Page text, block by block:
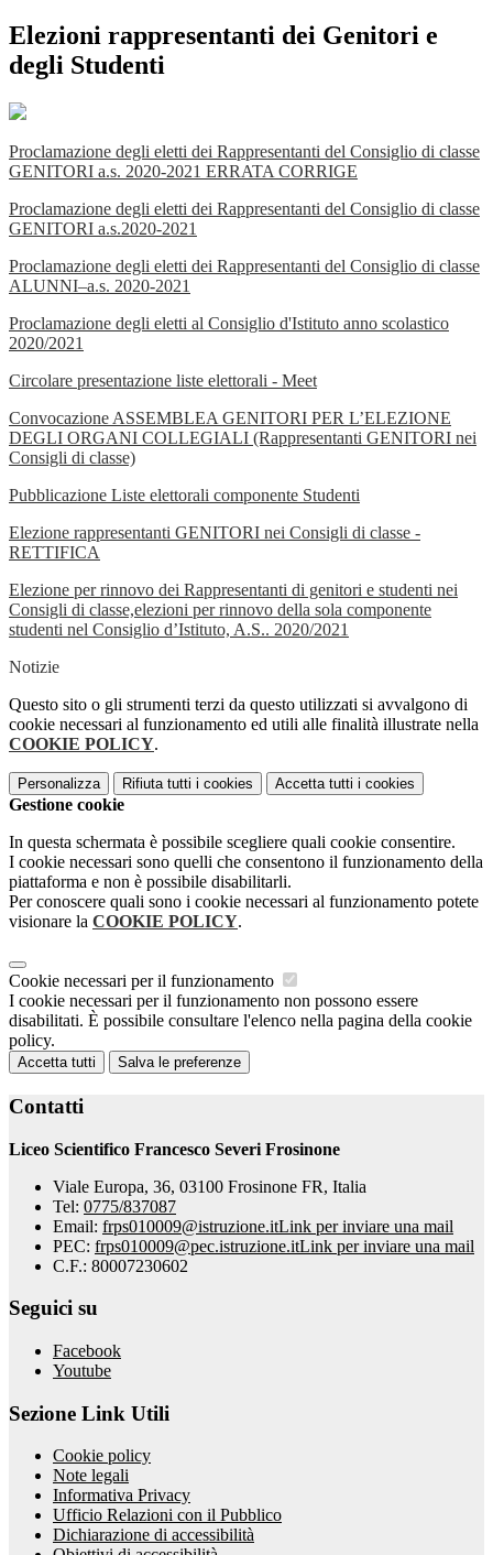
Elezioni rappresentanti dei Genitori e
degli Studenti
Proclamazione degli eletti dei Rappresentanti del Consiglio di classe
GENITORI a.s. 2020-2021 ERRATA CORRIGE
Proclamazione degli eletti dei Rappresentanti del Consiglio di classe
GENITORI a.s.2020-2021
Proclamazione degli eletti dei Rappresentanti del Consiglio di classe
ALUNNI–a.s. 2020-2021
Proclamazione degli eletti al Consiglio d'Istituto anno scolastico
2020/2021
Circolare presentazione liste elettorali - Meet
Convocazione ASSEMBLEA GENITORI PER L’ELEZIONE
DEGLI ORGANI COLLEGIALI (Rappresentanti GENITORI nei
Consigli di classe)
Pubblicazione Liste elettorali componente Studenti
Elezione rappresentanti GENITORI nei Consigli di classe -
RETTIFICA
Elezione per rinnovo dei Rappresentanti di genitori e studenti nei
Consigli di classe,elezioni per rinnovo della sola componente
studenti nel Consiglio d’Istituto, A.S.. 2020/2021
Notizie
Questo sito o gli strumenti terzi da questo utilizzati si avvalgono di
cookie necessari al funzionamento ed utili alle finalità illustrate nella
COOKIE POLICY.
Personalizza Rifiuta tutti i cookies Accetta tutti i cookies
Gestione cookie
In questa schermata è possibile scegliere quali cookie consentire.
I cookie necessari sono quelli che consentono il funzionamento della
piattaforma e non è possibile disabilitarli.
Per conoscere quali sono i cookie necessari al funzionamento potete
visionare la COOKIE POLICY.
Cookie necessari per il funzionamento
I cookie necessari per il funzionamento non possono essere
disabilitati. È possibile consultare l'elenco nella pagina della cookie
policy.
Accetta tutti Salva le preferenze
Contatti
Liceo Scientifico Francesco Severi Frosinone
Viale Europa, 36, 03100 Frosinone FR, Italia
Tel: 0775/837087
Email: frps010009@istruzione.itLink per inviare una mail
PEC: frps010009@pec.istruzione.itLink per inviare una mail
C.F.: 80007230602
Seguici su
Facebook
Youtube
Sezione Link Utili
Cookie policy
Note legali
Informativa Privacy
Ufficio Relazioni con il Pubblico
Dichiarazione di accessibilità